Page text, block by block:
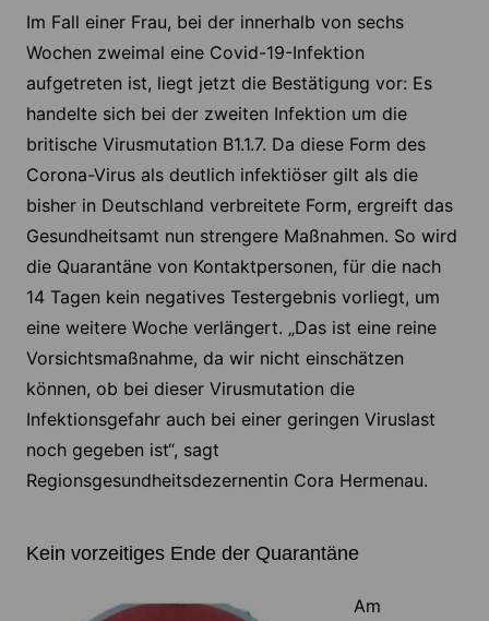
Im Fall einer Frau, bei der innerhalb von sechs
Wochen zweimal eine Covid-19-Infektion
aufgetreten ist, liegt jetzt die Bestätigung vor: Es
handelte sich bei der zweiten Infektion um die
britische Virusmutation B1.1.7. Da diese Form des
Corona-Virus als deutlich infektiöser gilt als die
bisher in Deutschland verbreitete Form, ergreift das
Gesundheitsamt nun strengere Maßnahmen. So wird
die Quarantäne von Kontaktpersonen, für die nach
14 Tagen kein negatives Testergebnis vorliegt, um
eine weitere Woche verlängert. „Das ist eine reine
Vorsichtsmaßnahme, da wir nicht einschätzen
können, ob bei dieser Virusmutation die
Infektionsgefahr auch bei einer geringen Viruslast
noch gegeben ist“, sagt
Regionsgesundheitsdezernentin Cora Hermenau.
Kein vorzeitiges Ende der Quarantäne
Am